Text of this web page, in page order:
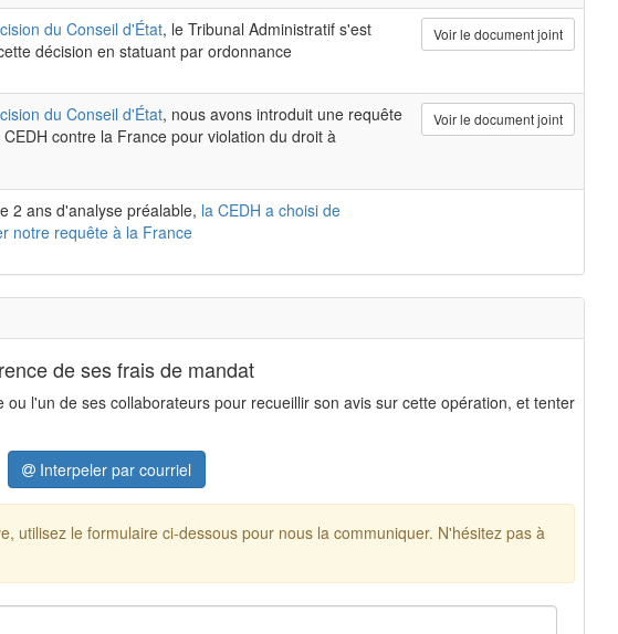
du Conseil d'État, le Tribunal Administratif s'est
décision en statuant par ordonnance
Voir le document joint
du Conseil d'État, nous avons introduit une requête
contre la France pour violation du droit à
Voir le document joint
2 ans d'analyse préalable, la CEDH a choisi de
notre requête à la France
de ses frais de mandat
l'un de ses collaborateurs pour recueillir son avis sur cette opération, et tenter
Interpeler par courriel
utilisez le formulaire ci-dessous pour nous la communiquer. N'hésitez pas à